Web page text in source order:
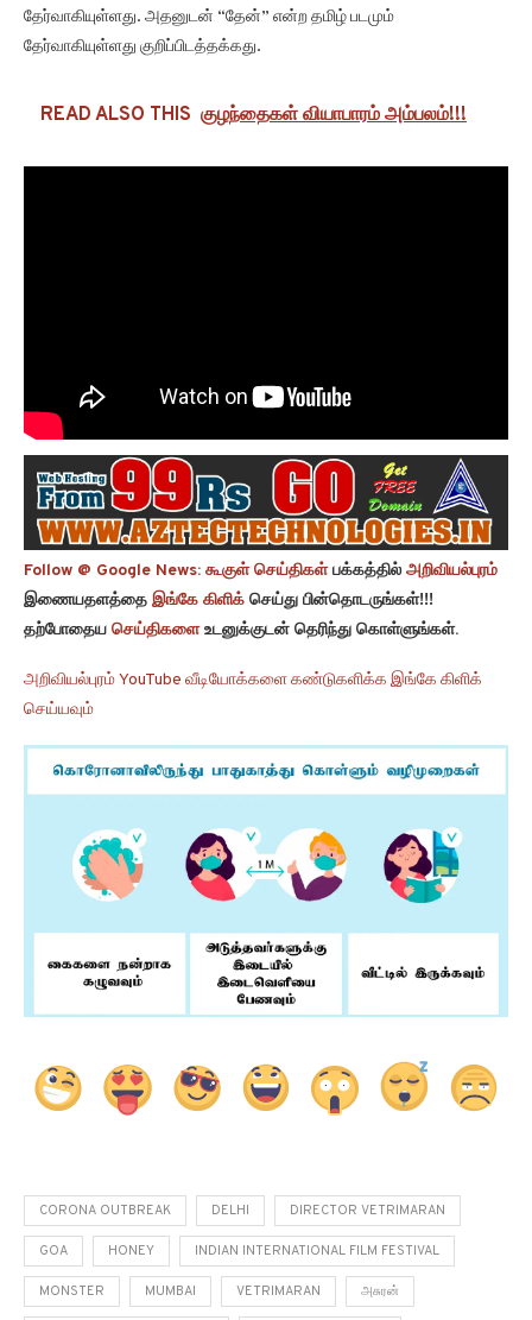
தேர்வாகியுள்ளது. அதனுடன் “தேன்” என்ற தமிழ் படமும்
தேர்வாகியுள்ளது குறிப்பிடத்தக்கது.
READ ALSO THIS குழந்தைகள் வியாபாரம் அம்பலம்!!!
Follow @ Google News: கூகுள் செய்திகள்பக்கத்தில் அறிவியல்புரம்
இணையதளத்தை இங்கே கிளிக் செய்து பின்தொடருங்கள்!!!
தற்போதைய செய்திகளைஉடனுக்குடன் தெரிந்து கொள்ளுங்கள்.
அறிவியல்புரம் YouTube வீடியோக்களை கண்டுகளிக்க இங்கே கிளிக்
செய்யவும்
CORONA OUTBREAK DELHI DIRECTOR VETRIMARAN
GOA HONEY INDIAN INTERNATIONAL FILM FESTIVAL
MONSTER MUMBAI VETRIMARAN அசுரன்